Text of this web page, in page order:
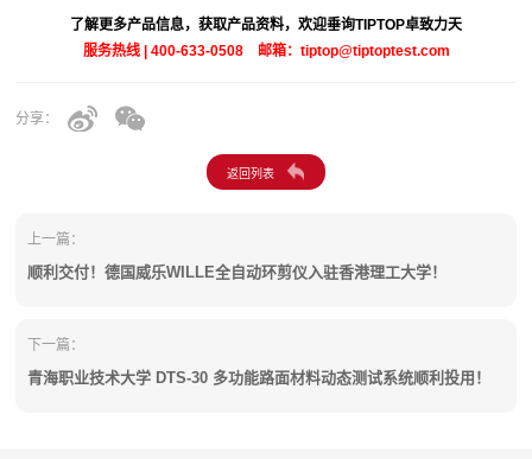
了解更多产品信息，获取产品资料，欢迎垂询TIPTOP卓致力天
服务热线 | 400-633-0508 邮箱：tiptop@tiptoptest.com
分享：
上一篇：
顺利交付！德国威乐WILLE全自动环剪仪入驻香港理工大学！
下一篇：
青海职业技术大学 DTS-30 多功能路面材料动态测试系统顺利投用！